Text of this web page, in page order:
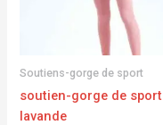
Soutiens-gorge de sport
soutien-gorge de sport
lavande